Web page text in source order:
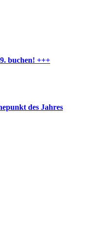
buchen! +++
des Jahres